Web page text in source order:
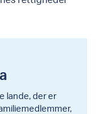
lande, der er